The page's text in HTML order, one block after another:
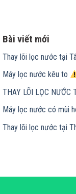
Bài viết mới
Thay lõi lọc nước tại
Máy lọc nước kêu to
THAY LÕI LỌC NƯỚC
Máy lọc nước có mùi
Thay lõi lọc nước tại